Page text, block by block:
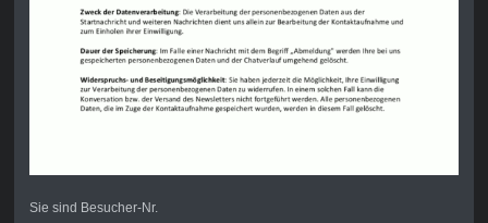
Sie sind Besucher-Nr.